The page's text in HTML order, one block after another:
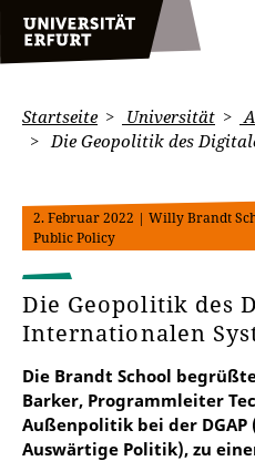
Startseite Universität
Die Geopolitik des
2. Februar 2022 | Willy Brandt
Public Policy
Die Geopolitik des
Internationalen
Die Brandt School begrüßte
Barker, Programmleiter
Außenpolitik bei der
Auswärtige Politik), zu